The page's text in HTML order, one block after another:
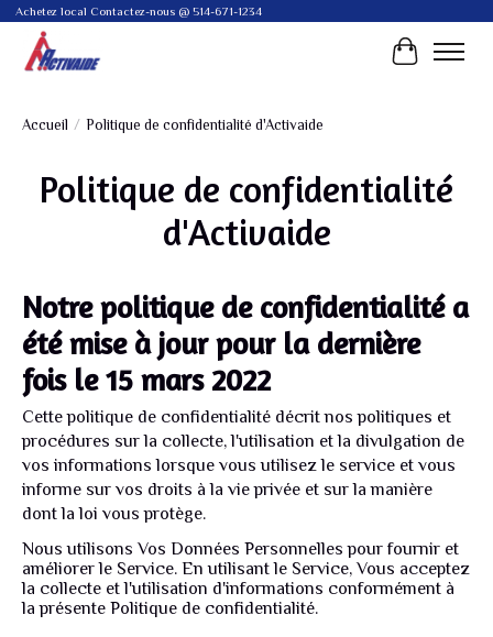
Achetez local Contactez-nous @ 514-671-1234
Panier
Accueil / Politique de confidentialité d'Activaide
Politique de confidentialité
d'Activaide
Notre politique de confidentialité a
été mise à jour pour la dernière
fois le 15 mars 2022
Cette politique de confidentialité décrit nos politiques et
procédures sur la collecte, l'utilisation et la divulgation de
vos informations lorsque vous utilisez le service et vous
informe sur vos droits à la vie privée et sur la manière
dont la loi vous protège.
Nous utilisons Vos Données Personnelles pour fournir et
améliorer le Service. En utilisant le Service, Vous acceptez
la collecte et l'utilisation d'informations conformément à
la présente Politique de confidentialité.